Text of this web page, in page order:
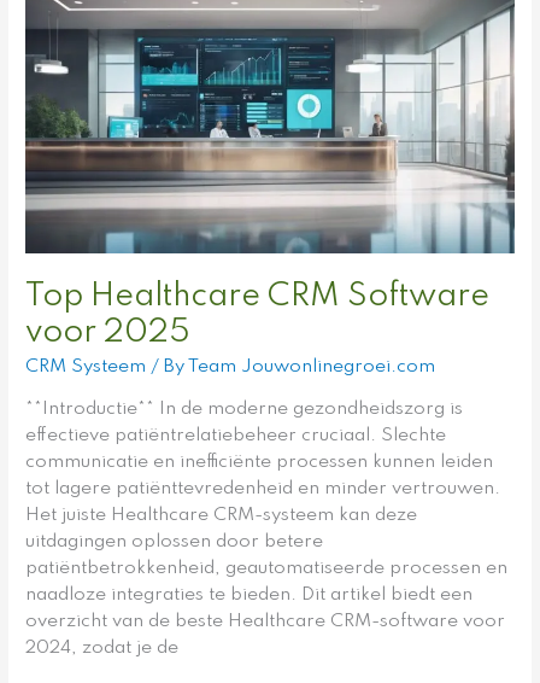
Top Healthcare CRM Software
voor 2025
CRM Systeem / By Team Jouwonlinegroei.com
**Introductie** In de moderne gezondheidszorg is
effectieve patiëntrelatiebeheer cruciaal. Slechte
communicatie en inefficiënte processen kunnen leiden
tot lagere patiënttevredenheid en minder vertrouwen.
Het juiste Healthcare CRM-systeem kan deze
uitdagingen oplossen door betere
patiëntbetrokkenheid, geautomatiseerde processen en
naadloze integraties te bieden. Dit artikel biedt een
overzicht van de beste Healthcare CRM-software voor
2024, zodat je de
Healthcare
Software
2025